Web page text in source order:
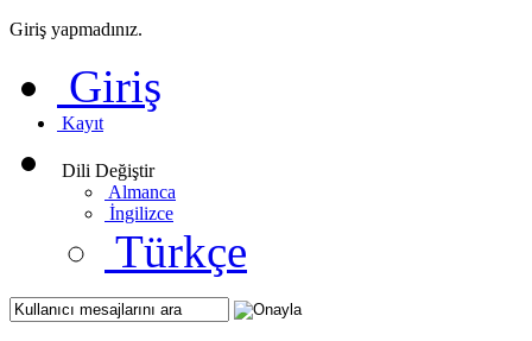
Giriş yapmadınız.
Giriş
Kayıt
Dili Değiştir
Almanca
İngilizce
Türkçe